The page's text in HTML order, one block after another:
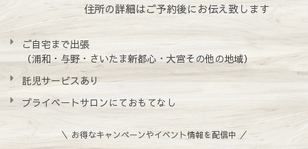
住所の詳細はご予約後にお伝え致します
ご自宅まで出張
（浦和・与野・さいたま新都心・大宮その他の地域）
託児サービスあり
プライベートサロンにておもてなし
＼ お得なキャンペーンやイベント情報を配信中 ／